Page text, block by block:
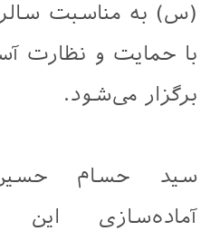
(س) به مناسبت
با حمایت و نظارت
برگزار می‌شود.
سید حسام
آماده‌سازی